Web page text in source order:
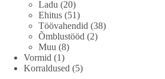
Ladu (20)
Ehitus (51)
Töövahendid (38)
Õmblustööd (2)
Muu (8)
Vormid (1)
Korraldused (5)